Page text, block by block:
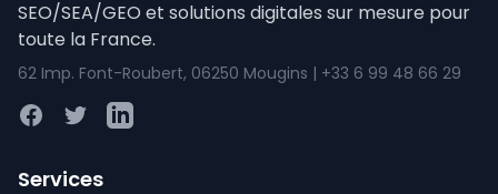
SEO/SEA/GEO et solutions digitales sur mesure pour
toute la France.
62 Imp. Font-Roubert, 06250 Mougins | +33 6 99 48 66 29
FacebookTwitterLinkedIn
Services